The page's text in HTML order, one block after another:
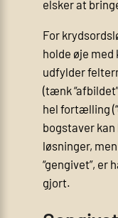
elsker at
For
holde øje
udfylder
(tænk
hel fortælling
bogstaver
løsninger,
“gengivet”, er
gjort.